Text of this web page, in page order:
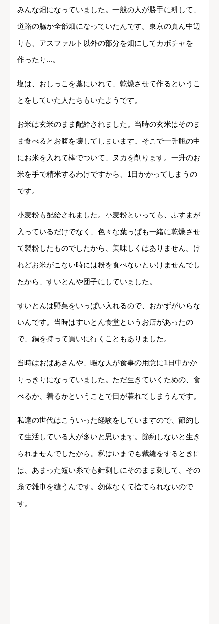
みんな畑になっていました。一般の人が勝手に耕して、
道路の脇が全部畑になっていたんです。東京の真ん中辺
りも、アスファルト以外の部分を畑にしてカボチャを
作ったり...。
塩は、おしっこを藁にいれて、乾燥させて作るというこ
とをしていた人たちもいたようです。
お米は玄米のまま配給されました。当時の玄米はそのま
ま食べるとお腹を壊してしまいます。そこで一升瓶の中
にお米を入れて棒でついて、ヌカを削ります。一升のお
米を手で精米するわけですから、1日かかってしまうの
です。
小麦粉も配給されました。小麦粉といっても、ふすまが
入っているだけでなく、色々な葉っぱも一緒に乾燥させ
て製粉したものでしたから、美味しくはありません。け
れどお米がこない時には粉を食べないといけませんでし
たから、すいとんや団子にしていました。
すいとんは野菜をいっぱい入れるので、おかずがいらな
いんです。当時はすいとん食堂というお店があったの
で、鍋を持って買いに行くこともありました。
当時はおばあさんや、暇な人が食事の用意に1日中かか
りっきりになっていました。ただ生きていくための、食
べるか、着るかということで日が暮れてしまうんです。
私達の世代はこういった経験をしていますので、節約し
て生活している人が多いと思います。節約しないと生き
られませんでしたから。私はいまでも裁縫をするときに
は、あまった短い糸でも針刺しにそのまま刺して、その
糸で雑巾を縫うんです。勿体なくて捨てられないので
す。